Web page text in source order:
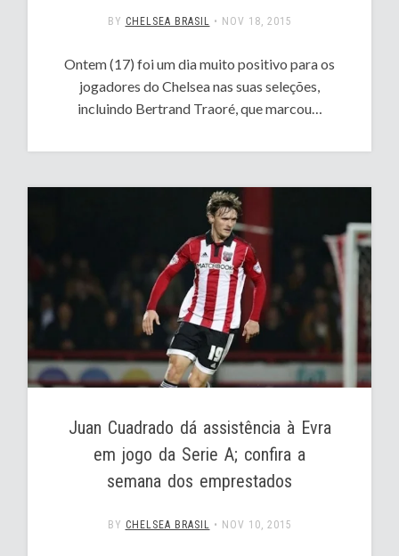
BY CHELSEA BRASIL • NOV 18, 2015
Ontem (17) foi um dia muito positivo para os
jogadores do Chelsea nas suas seleções,
incluindo Bertrand Traoré, que marcou…
Juan Cuadrado dá assistência à Evra
em jogo da Serie A; confira a
semana dos emprestados
BY CHELSEA BRASIL • NOV 10, 2015